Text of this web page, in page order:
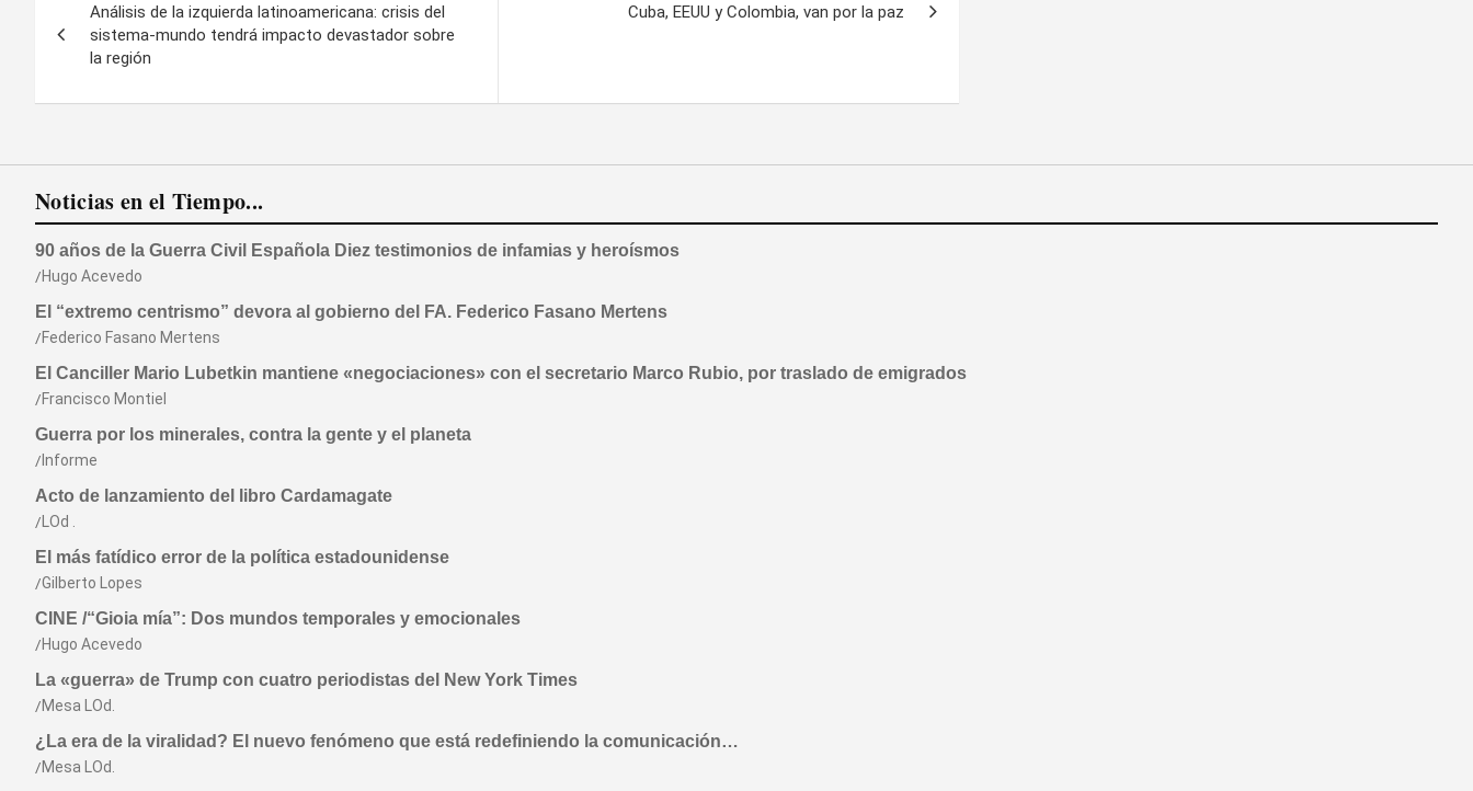
de
entradas
Análisis de la izquierda latinoamericana: crisis del
sistema-mundo tendrá impacto devastador sobre
la región
Cuba, EEUU y Colombia, van por la paz
Noticias en el Tiempo...
90 años de la Guerra Civil Española Diez testimonios de infamias y heroísmos
Hugo Acevedo
El “extremo centrismo” devora al gobierno del FA. Federico Fasano Mertens
Federico Fasano Mertens
El Canciller Mario Lubetkin mantiene «negociaciones» con el secretario Marco Rubio, por traslado de emigrados
Francisco Montiel
Guerra por los minerales, contra la gente y el planeta
Informe
Acto de lanzamiento del libro Cardamagate
LOd .
El más fatídico error de la política estadounidense
Gilberto Lopes
CINE /“Gioia mía”: Dos mundos temporales y emocionales
Hugo Acevedo
La «guerra» de Trump con cuatro periodistas del New York Times
Mesa LOd.
¿La era de la viralidad? El nuevo fenómeno que está redefiniendo la comunicación…
Mesa LOd.